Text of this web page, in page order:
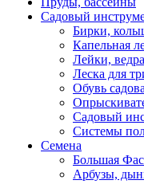
Садовый
Бирки,
Капельная
Лейки,
Леска для
Обувь
Садовый
Системы
Семена
Большая
Арбузы,